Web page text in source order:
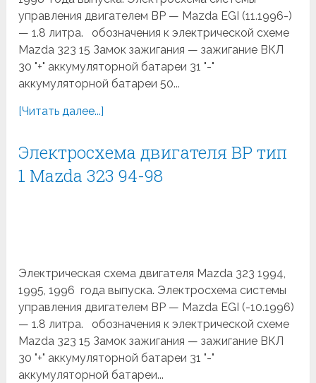
управления двигателем BP — Mazda EGI (11.1996-)
— 1.8 литра. обозначения к электрической схеме
Mazda 323 15 Замок зажигания — зажигание ВКЛ
30 "+" аккумуляторной батареи 31 "-"
аккумуляторной батареи 50...
[Читать далее...]
Электросхема двигателя BP тип
1 Mazda 323 94-98
Электрическая схема двигателя Mazda 323 1994,
1995, 1996 года выпуска. Электросхема системы
управления двигателем BP — Mazda EGI (-10.1996)
— 1.8 литра. обозначения к электрической схеме
Mazda 323 15 Замок зажигания — зажигание ВКЛ
30 "+" аккумуляторной батареи 31 "-"
аккумуляторной батареи...